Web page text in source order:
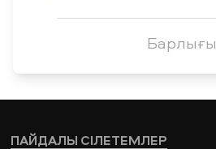
Барлығы
ПАЙДАЛЫ СІЛЕТЕМЛЕР